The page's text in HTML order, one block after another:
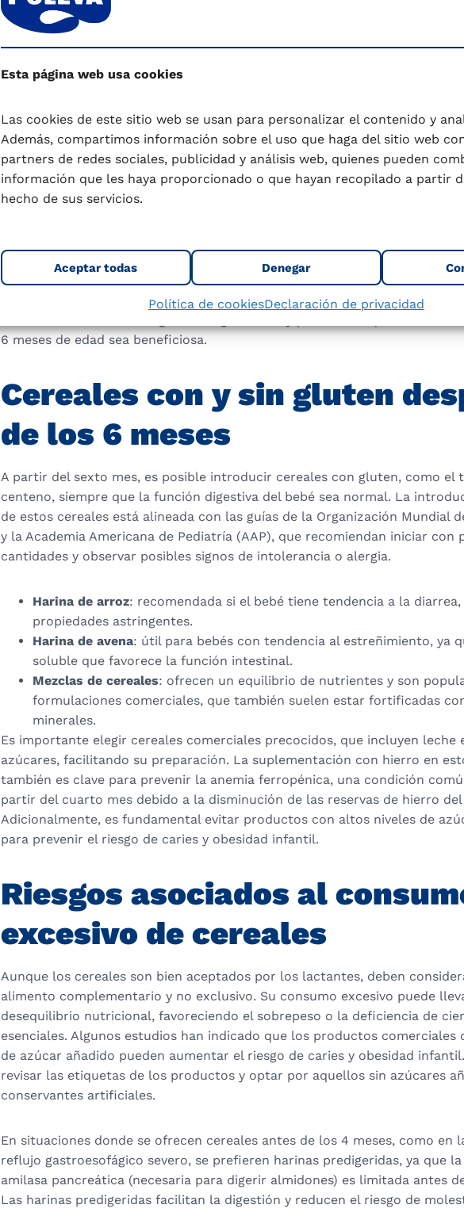
Esta página web usa cookies
Las cookies de este sitio web se usan para personalizar el contenido y
Además, compartimos información sobre el uso que haga del sitio web
partners de redes sociales, publicidad y análisis web, quienes pueden
información que les haya proporcionado o que hayan recopilado a partir
hecho de sus servicios.
Aceptar todas Denegar
Política de cookiesDeclaración de privacidad
gluten, como el arroz, el maíz y la quinoa. Esto se debe a que la
de gluten puede aumentar el riesgo de desarrollar celiaquía,
genéticamente predispuestos. Las harinas de cereales, base de las
en almidón, el cual se descompone en glucosa para proporcionar energía.
digerir antes de los 6 meses.
Estudios recientes han confirmado que el intestino del lactante no está
desarrollado para digerir gluten antes de los 6 meses, lo que puede
respuesta inmune adversa. Por ello, el arroz y el maíz son opciones ideales
Según las nuevas Guías de Alimentación de la Organización Mundial de la
aunque se ha demostrado que la introducción de alimentos alergénicos
6 meses de edad sea beneficiosa.
Cereales con y sin gluten
de los 6 meses
A partir del sexto mes, es posible introducir cereales con gluten, como el
centeno, siempre que la función digestiva del bebé sea normal. La
de estos cereales está alineada con las guías de la Organización Mundial
y la Academia Americana de Pediatría (AAP), que recomiendan iniciar con
cantidades y observar posibles signos de intolerancia o alergia.
Harina de arroz: recomendada si el bebé tiene tendencia a la
propiedades astringentes.
Harina de avena: útil para bebés con tendencia al estreñimiento, ya
soluble que favorece la función intestinal.
Mezclas de cereales: ofrecen un equilibrio de nutrientes y son
formulaciones comerciales, que también suelen estar fortificadas
minerales.
Es importante elegir cereales comerciales precocidos, que incluyen leche
azúcares, facilitando su preparación. La suplementación con hierro en
también es clave para prevenir la anemia ferropénica, una condición
partir del cuarto mes debido a la disminución de las reservas de hierro
Adicionalmente, es fundamental evitar productos con altos niveles de
para prevenir el riesgo de caries y obesidad infantil.
Riesgos asociados al
excesivo de cereales
Aunque los cereales son bien aceptados por los lactantes, deben
alimento complementario y no exclusivo. Su consumo excesivo puede
desequilibrio nutricional, favoreciendo el sobrepeso o la deficiencia de
esenciales. Algunos estudios han indicado que los productos comerciales
de azúcar añadido pueden aumentar el riesgo de caries y obesidad
revisar las etiquetas de los productos y optar por aquellos sin azúcares
conservantes artificiales.
En situaciones donde se ofrecen cereales antes de los 4 meses, como en
reflujo gastroesofágico severo, se prefieren harinas predigeridas, ya que
amilasa pancreática (necesaria para digerir almidones) es limitada antes
Las harinas predigeridas facilitan la digestión y reducen el riesgo de